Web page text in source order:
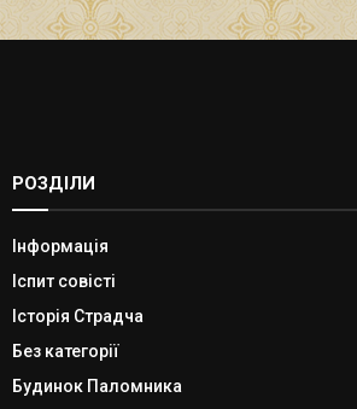
РОЗДІЛИ
Інформація
Іспит совісті
Історія Страдча
Без категорії
Будинок Паломника